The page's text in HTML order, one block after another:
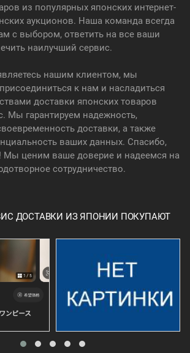
из популярных японских интернет-
аукционов. Наша команда всегда
с выбором, ответить на все ваши
наилучший сервис.
нашим клиентом, мы
к нам и насладиться
доставки японских товаров
Мы гарантируем надежность,
доставки, а также
ваших данных. Спасибо,
Мы ценим ваше доверие и надеемся на
сотрудничество.
ДОСТАВКИ ИЗ ЯПОНИИ ПОКУПАЮТ